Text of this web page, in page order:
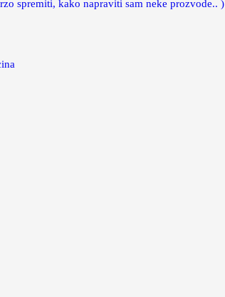
spremiti, kako napraviti sam neke prozvode.. )